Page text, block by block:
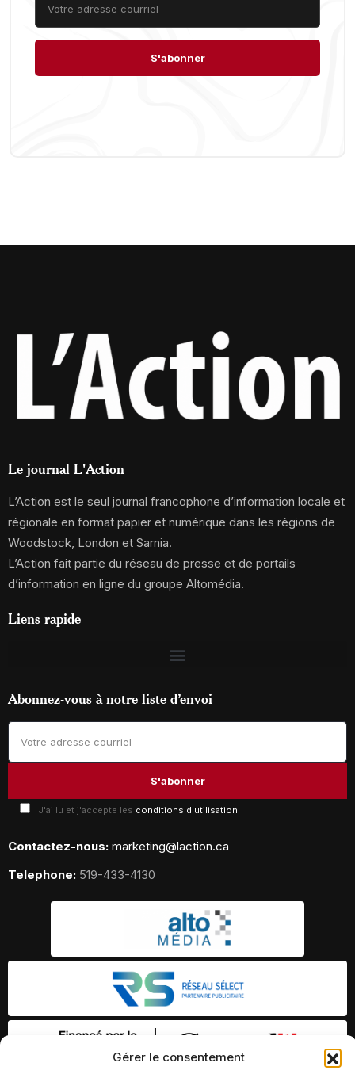
Gérer le consentement
Le journal L'Action
L’Action est le seul journal francophone d’information locale et
régionale en format papier et numérique dans les régions de
Woodstock, London et Sarnia.
L’Action fait partie du réseau de presse et de portails
d’information en ligne du groupe Altomédia.
Liens rapide
Abonnez-vous à notre liste d’envoi
J'ai lu et j'accepte les conditions d'utilisation
Contactez-nous: marketing@laction.ca
Telephone: 519-433-4130